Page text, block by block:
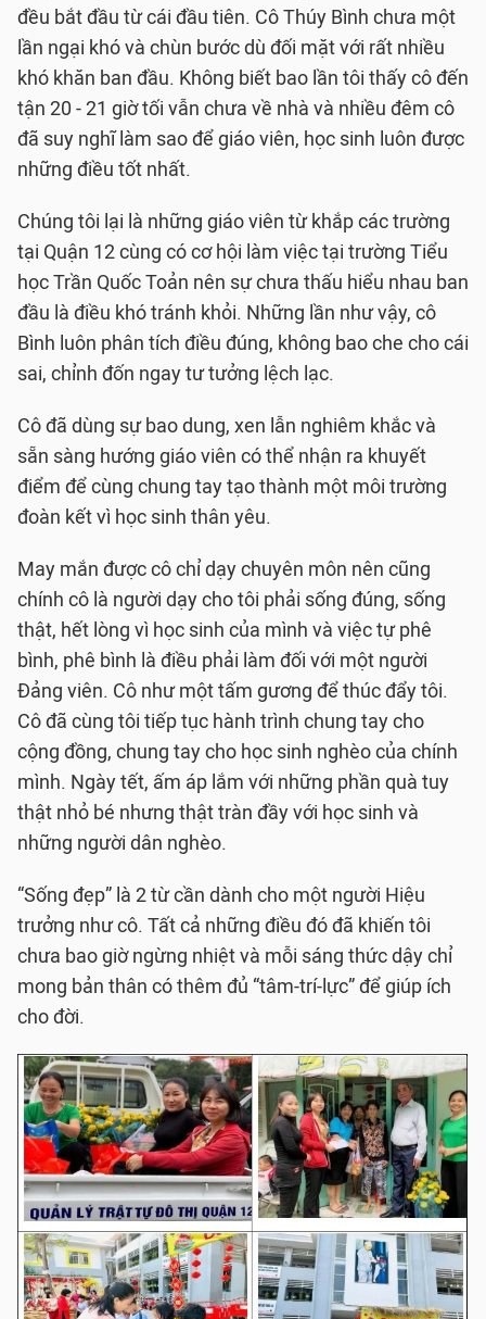
đều bắt đầu từ cái đầu tiên. Cô Thúy Bình chưa một
lần ngại khó và chùn bước dù đối mặt với rất nhiều
khó khăn ban đầu. Không biết bao lần tôi thấy cô đến
tận 20 - 21 giờ tối vẫn chưa về nhà và nhiều đêm cô
đã suy nghĩ làm sao để giáo viên, học sinh luôn được
những điều tốt nhất.
Chúng tôi lại là những giáo viên từ khắp các trường
tại Quận 12 cùng có cơ hội làm việc tại trường Tiểu
học Trần Quốc Toản nên sự chưa thấu hiểu nhau ban
đầu là điều khó tránh khỏi. Những lần như vậy, cô
Bình luôn phân tích điều đúng, không bao che cho cái
sai, chỉnh đốn ngay tư tưởng lệch lạc.
Cô đã dùng sự bao dung, xen lẫn nghiêm khắc và
sẵn sàng hướng giáo viên có thể nhận ra khuyết
điểm để cùng chung tay tạo thành một môi trường
đoàn kết vì học sinh thân yêu.
May mắn được cô chỉ dạy chuyên môn nên cũng
chính cô là người dạy cho tôi phải sống đúng, sống
thật, hết lòng vì học sinh của mình và việc tự phê
bình, phê bình là điều phải làm đối với một người
Đảng viên. Cô như một tấm gương để thúc đẩy tôi.
Cô đã cùng tôi tiếp tục hành trình chung tay cho
cộng đồng, chung tay cho học sinh nghèo của chính
mình. Ngày tết, ấm áp lắm với những phần quà tuy
thật nhỏ bé nhưng thật tràn đầy với học sinh và
những người dân nghèo.
“Sống đẹp” là 2 từ cần dành cho một người Hiệu
trưởng như cô. Tất cả những điều đó đã khiến tôi
chưa bao giờ ngừng nhiệt và mỗi sáng thức dậy chỉ
mong bản thân có thêm đủ “tâm-trí-lực” để giúp ích
cho đời.